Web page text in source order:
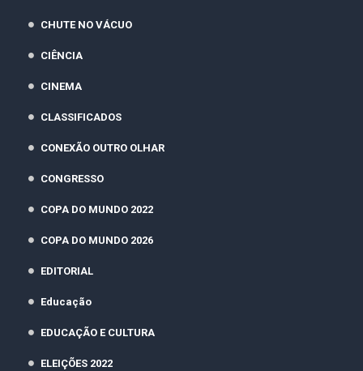
CHUTE NO VÁCUO
CIÊNCIA
CINEMA
CLASSIFICADOS
CONEXÃO OUTRO OLHAR
CONGRESSO
COPA DO MUNDO 2022
COPA DO MUNDO 2026
EDITORIAL
Educação
EDUCAÇÃO E CULTURA
ELEIÇÕES 2022